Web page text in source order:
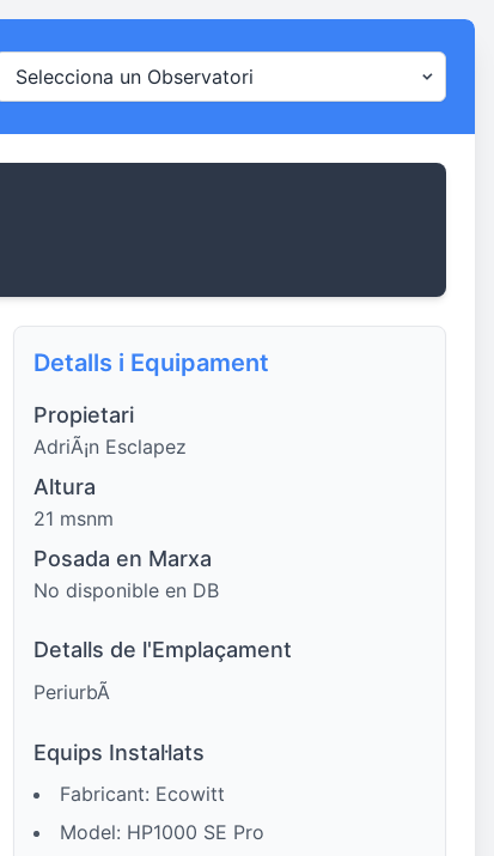
Dilluns
10/08
32.8°/24.8°
💨 NNW 5 km/h
35.0°
Detalls i Equipament
Propietari
AdriÃ¡n Esclapez
Altura
21 msnm
Posada en Marxa
No disponible en DB
Detalls de l'Emplaçament
PeriurbÃ
Equips Instal·lats
Fabricant: Ecowitt
Model: HP1000 SE Pro